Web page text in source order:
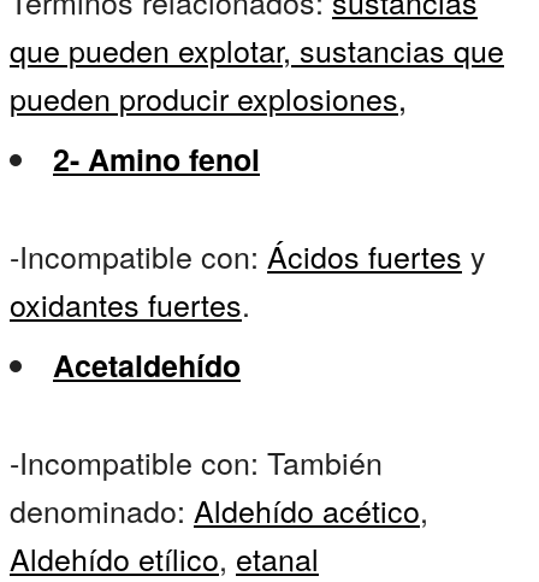
que pueden explotar, sustancias que
pueden producir explosiones,
2- Amino fenol
-Incompatible con: Ácidos fuertes y
oxidantes fuertes.
Acetaldehído
-Incompatible con: También
denominado: Aldehído acético,
Aldehído etílico, etanal